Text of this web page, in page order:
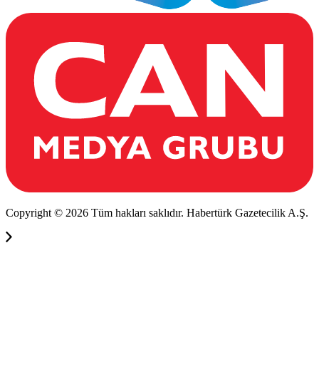
Copyright © 2026 Tüm hakları saklıdır. Habertürk Gazetecilik A.Ş.